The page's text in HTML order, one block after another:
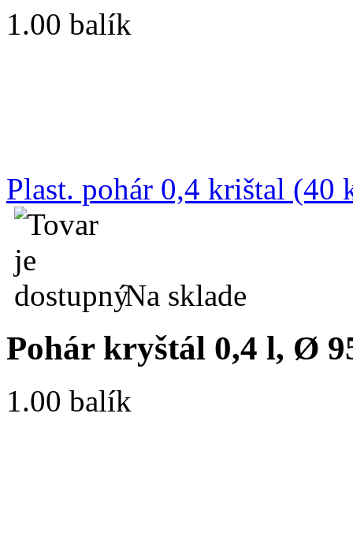
1.00 balík
Plast. pohár 0,4 krištal (40
Na sklade
Pohár kryštál 0,4 l, Ø
1.00 balík